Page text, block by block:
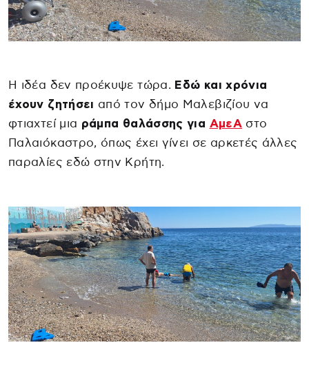
Η ιδέα δεν προέκυψε τώρα. Εδώ και χρόνια
έχουν ζητήσει από τον δήμο Μαλεβιζίου να
φτιαχτεί μια ράμπα θαλάσσης για ΑμεΑ στο
Παλαιόκαστρο, όπως έχει γίνει σε αρκετές άλλες
παραλίες εδώ στην Κρήτη.